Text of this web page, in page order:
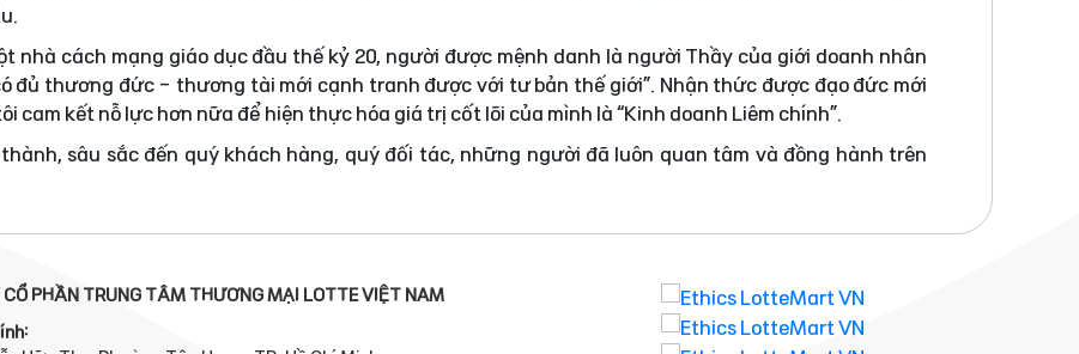
nhà cách mạng giáo dục đầu thế kỷ 20, người được mệnh danh là người Thầy của giới doanh nhân
đủ thương đức - thương tài mới cạnh tranh được với tư bản thế giới”. Nhận thức được đạo đức mới
cam kết nỗ lực hơn nữa để hiện thực hóa giá trị cốt lõi của mình là “Kinh doanh Liêm chính”.
sâu sắc đến quý khách hàng, quý đối tác, những người đã luôn quan tâm và đồng hành trên
CỔ PHẦN TRUNG TÂM THƯƠNG MẠI LOTTE VIỆT NAM